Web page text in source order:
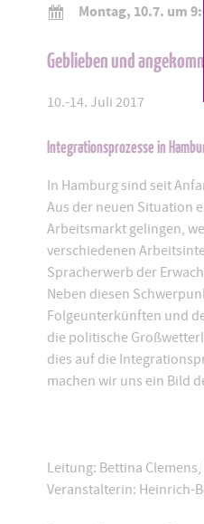
Montag, 10.7. um
Geblieben und
10.-14. Juli 2017
Integrationsprozesse in
In Hamburg sind seit
Aus der neuen Situation
Arbeitsmarkt gelingen,
verschiedenen
Spracherwerb der
Neben diesen
Folgeunterkünften und
die politische
dies auf die
machen wir uns ein Bild
Leitung: Bettina
Veranstalterin: Heinrich-